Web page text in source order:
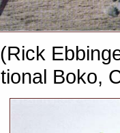
Boko,